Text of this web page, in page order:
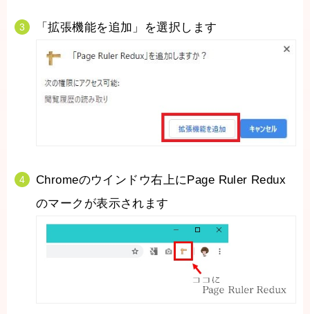
「拡張機能を追加」を選択します
Chromeのウインドウ右上にPage Ruler Redux
のマークが表示されます